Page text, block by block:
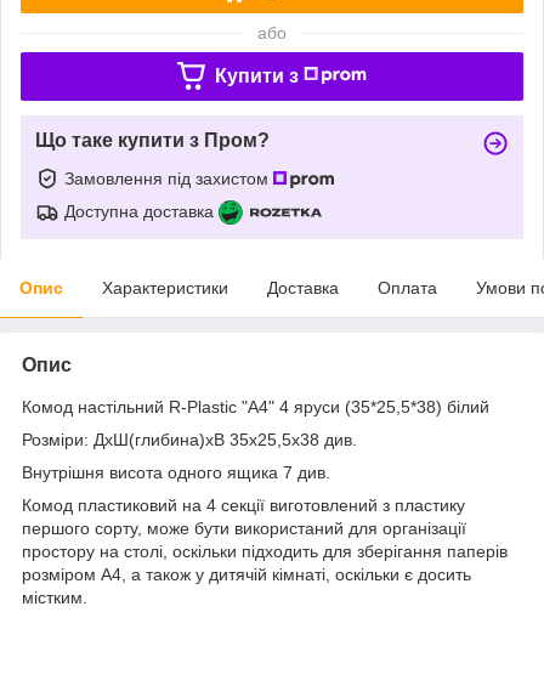
або
Купити з
Що таке купити з Пром?
Замовлення під захистом
Доступна доставка
Опис Характеристики Доставка Оплата Умови
Опис
Комод настільний R-Plastic "А4" 4 яруси (35*25,5*38) білий
Розміри: ДхШ(глибина)хВ 35х25,5х38 див.
Внутрішня висота одного ящика 7 див.
Комод пластиковий на 4 секції виготовлений з пластику
першого сорту, може бути використаний для організації
простору на столі, оскільки підходить для зберігання паперів
розміром А4, а також у дитячій кімнаті, оскільки є досить
містким.